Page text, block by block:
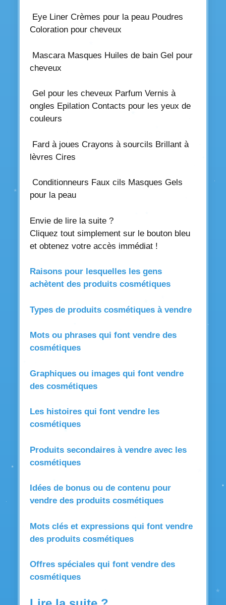
Eye Liner Crèmes pour la peau Poudres
Coloration pour cheveux
Mascara Masques Huiles de bain Gel pour
cheveux
Gel pour les cheveux Parfum Vernis à
ongles Epilation Contacts pour les yeux de
couleurs
Fard à joues Crayons à sourcils Brillant à
lèvres Cires
Conditionneurs Faux cils Masques Gels
pour la peau
Envie de lire la suite ?
Cliquez tout simplement sur le bouton bleu
et obtenez votre accès immédiat !
Raisons pour lesquelles les gens
achètent des produits cosmétiques
Types de produits cosmétiques à vendre
Mots ou phrases qui font vendre des
cosmétiques
Graphiques ou images qui font vendre
des cosmétiques
Les histoires qui font vendre les
cosmétiques
Produits secondaires à vendre avec les
cosmétiques
Idées de bonus ou de contenu pour
vendre des produits cosmétiques
Mots clés et expressions qui font vendre
des produits cosmétiques
Offres spéciales qui font vendre des
cosmétiques